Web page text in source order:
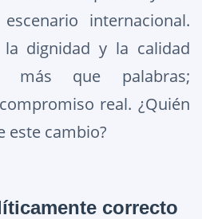
internacional.
dignidad y la calidad
más que palabras;
real. ¿Quién
este cambio?
correcto